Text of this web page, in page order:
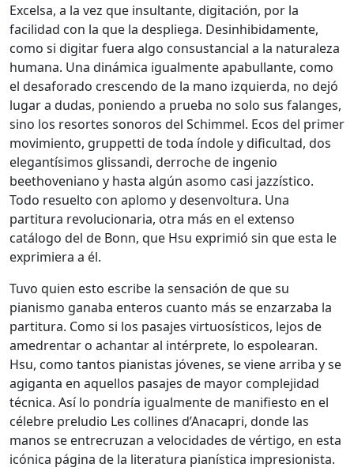
Excelsa, a la vez que insultante, digitación, por la
facilidad con la que la despliega. Desinhibidamente,
como si digitar fuera algo consustancial a la naturaleza
humana. Una dinámica igualmente apabullante, como
el desaforado crescendo de la mano izquierda, no dejó
lugar a dudas, poniendo a prueba no solo sus falanges,
sino los resortes sonoros del Schimmel. Ecos del primer
movimiento, gruppetti de toda índole y dificultad, dos
elegantísimos glissandi, derroche de ingenio
beethoveniano y hasta algún asomo casi jazzístico.
Todo resuelto con aplomo y desenvoltura. Una
partitura revolucionaria, otra más en el extenso
catálogo del de Bonn, que Hsu exprimió sin que esta le
exprimiera a él.
Tuvo quien esto escribe la sensación de que su
pianismo ganaba enteros cuanto más se enzarzaba la
partitura. Como si los pasajes virtuosísticos, lejos de
amedrentar o achantar al intérprete, lo espolearan.
Hsu, como tantos pianistas jóvenes, se viene arriba y se
agiganta en aquellos pasajes de mayor complejidad
técnica. Así lo pondría igualmente de manifiesto en el
célebre preludio Les collines d’Anacapri, donde las
manos se entrecruzan a velocidades de vértigo, en esta
icónica página de la literatura pianística impresionista.